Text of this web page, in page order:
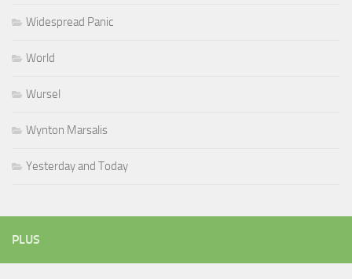
Widespread Panic
World
Wursel
Wynton Marsalis
Yesterday and Today
PLUS